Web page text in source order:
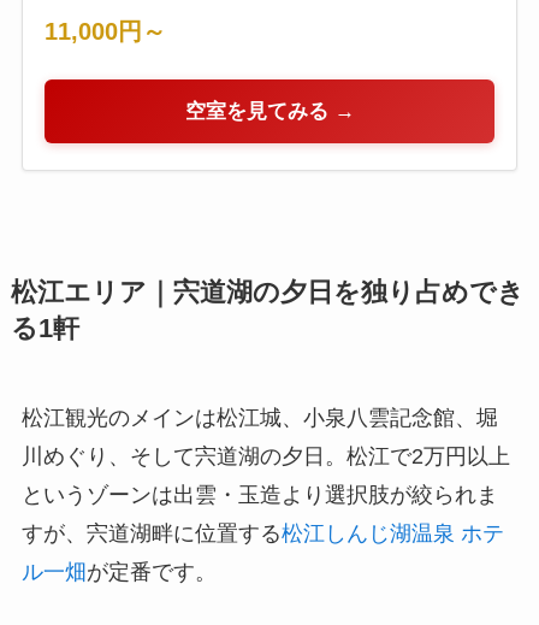
11,000円～
空室を見てみる →
松江エリア｜宍道湖の夕日を独り占めでき
る1軒
松江観光のメインは松江城、小泉八雲記念館、堀
川めぐり、そして宍道湖の夕日。松江で2万円以上
というゾーンは出雲・玉造より選択肢が絞られま
すが、宍道湖畔に位置する松江しんじ湖温泉 ホテ
ル一畑 が定番です。